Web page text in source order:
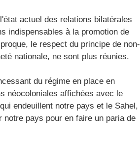
actuel des relations bilatérales
indispensables à la promotion de
le respect du principe de non-
nationale, ne sont plus réunies.
du régime en place en
néocoloniales affichées avec le
endeuillent notre pays et le Sahel,
pays pour en faire un paria de